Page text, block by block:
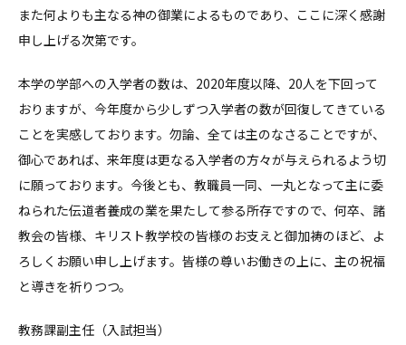
また何よりも主なる神の御業によるものであり、ここに深く感謝
申し上げる次第です。
本学の学部への入学者の数は、2020年度以降、20人を下回って
おりますが、今年度から少しずつ入学者の数が回復してきている
ことを実感しております。勿論、全ては主のなさることですが、
御心であれば、来年度は更なる入学者の方々が与えられるよう切
に願っております。今後とも、教職員一同、一丸となって主に委
ねられた伝道者養成の業を果たして参る所存ですので、何卒、諸
教会の皆様、キリスト教学校の皆様のお支えと御加祷のほど、よ
ろしくお願い申し上げます。皆様の尊いお働きの上に、主の祝福
と導きを祈りつつ。
教務課副主任（入試担当）